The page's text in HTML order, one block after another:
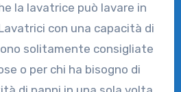
la lavatrice può lavare in
con una capacità di
solitamente consigliate
o per chi ha bisogno di